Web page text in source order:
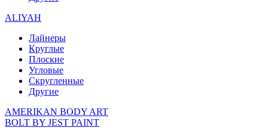
ALIYAH
Лайнеры
Круглые
Плоские
Угловые
Скругленные
Другие
AMERIKAN BODY ART
BOLT BY JEST PAINT